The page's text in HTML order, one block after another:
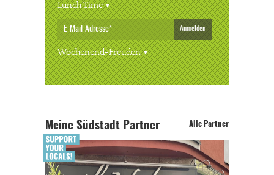
Lunch Time
Anmelden
Wochenend-Freuden
Meine Südstadt Partner Alle Partner